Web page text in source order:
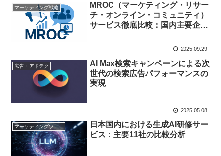
マーケティング戦略
MROC（マーケティング・リサー
チ・オンライン・コミュニティ）
サービス徹底比較：国内主要企業
2025.09.29
広告・アドテク
AI Max検索キャンペーンによる次
世代の検索広告パフォーマンスの
実現
2025.05.08
マーケティングツール
日本国内における生成AI研修サー
ビス：主要11社の比較分析